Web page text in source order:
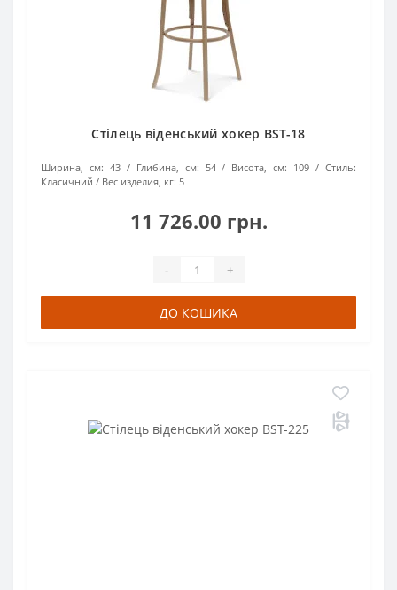
Стілець віденський хокер BST-18
Ширина, см: 43 Глибина, см: 54 Висота, см: 109
Стиль:
Класичний
Вес изделия, кг: 5
11 726.00 грн.
- +
ДО КОШИКА